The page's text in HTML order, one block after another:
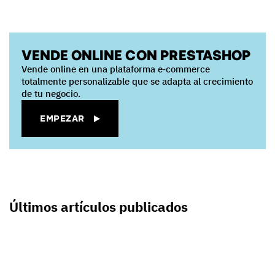
VENDE ONLINE CON PRESTASHOP
Vende online en una plataforma e‑commerce
totalmente personalizable que se adapta al crecimiento
de tu negocio.
EMPEZAR
Últimos artículos publicados